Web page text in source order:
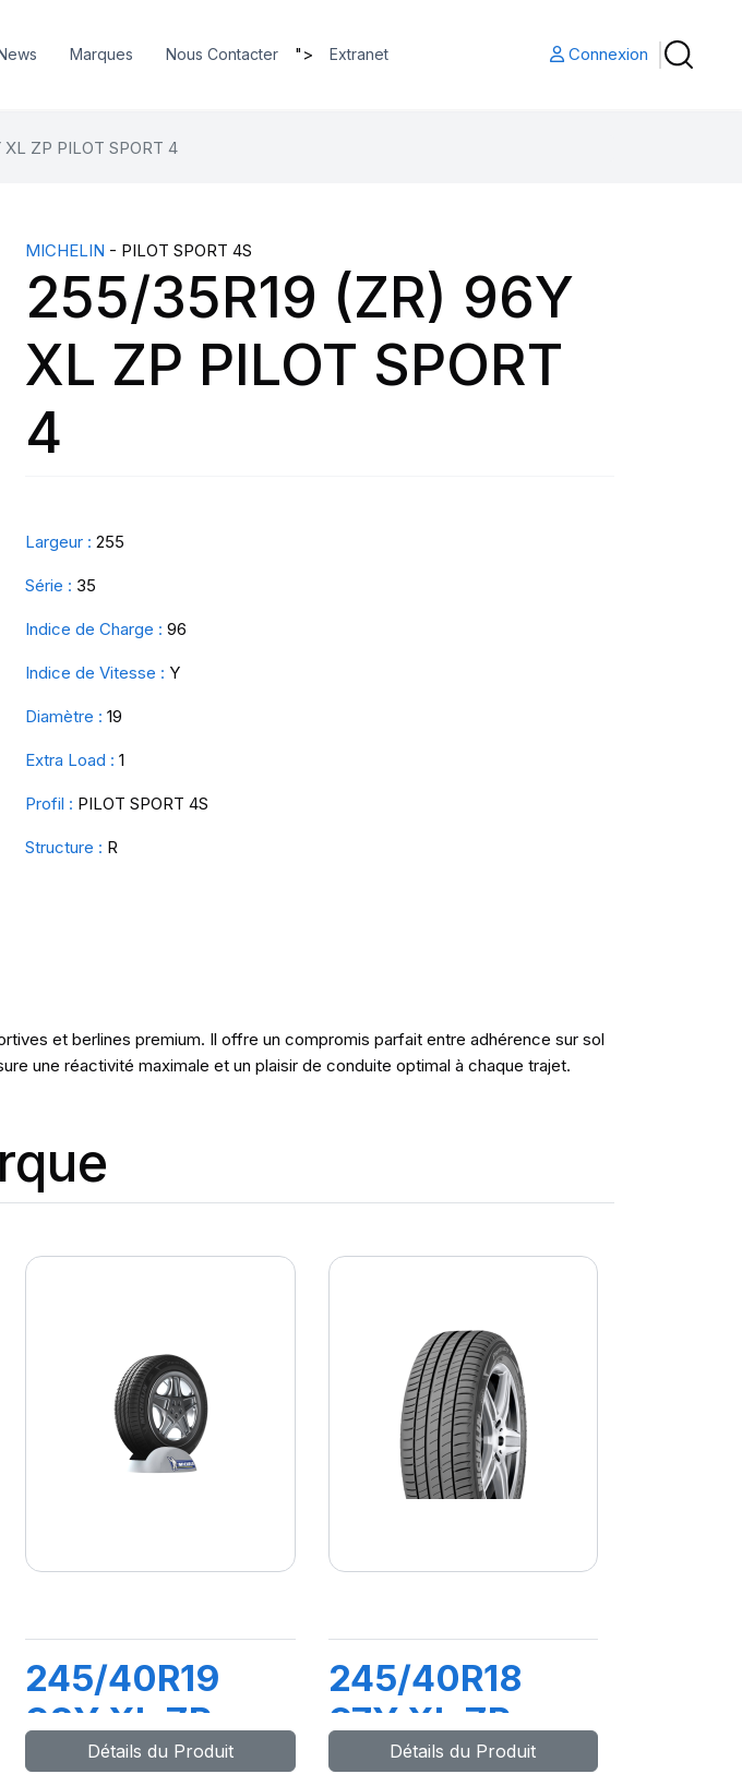
Marques Nous Contacter "> Extranet Connexion
ZP PILOT SPORT 4
MICHELIN - PILOT SPORT 4S
255/35R19 (ZR) 96Y
XL ZP PILOT SPORT
4
Largeur : 255
Série : 35
Indice de Charge : 96
Indice de Vitesse : Y
Diamètre : 19
Extra Load : 1
Profil : PILOT SPORT 4S
Structure : R
et berlines premium. Il offre un compromis parfait entre adhérence sur sol
une réactivité maximale et un plaisir de conduite optimal à chaque trajet.
245/40R19
98Y XL ZP
PRIMACY 3 (*)
Détails du Produit
245/40R18
97Y XL ZP
PRIMACY3
Détails du Produit